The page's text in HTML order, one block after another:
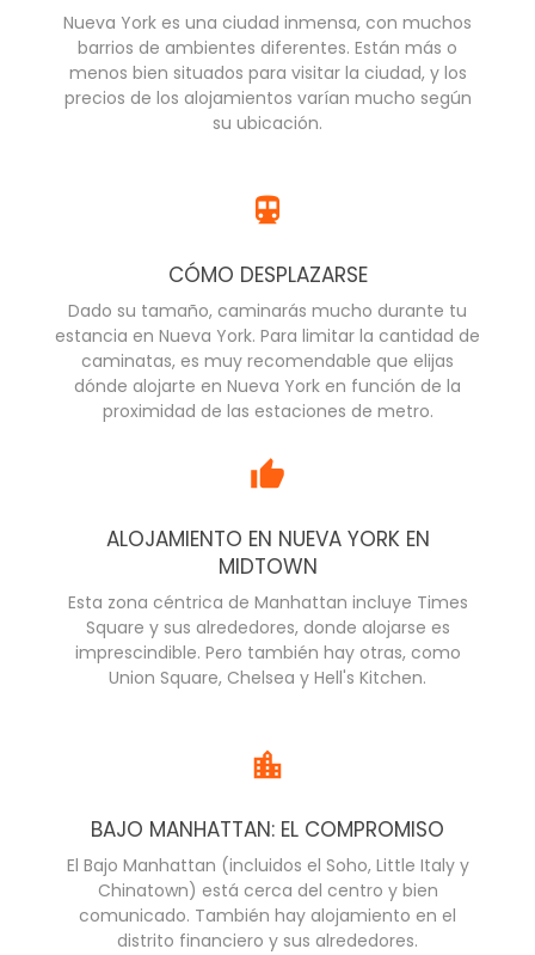
Nueva York es una ciudad inmensa, con muchos
barrios de ambientes diferentes. Están más o
menos bien situados para visitar la ciudad, y los
precios de los alojamientos varían mucho según
su ubicación.
CÓMO DESPLAZARSE
Dado su tamaño, caminarás mucho durante tu
estancia en Nueva York. Para limitar la cantidad de
caminatas, es muy recomendable que elijas
dónde alojarte en Nueva York en función de la
proximidad de las estaciones de metro.
ALOJAMIENTO EN NUEVA YORK EN
MIDTOWN
Esta zona céntrica de Manhattan incluye Times
Square y sus alrededores, donde alojarse es
imprescindible. Pero también hay otras, como
Union Square, Chelsea y Hell's Kitchen.
BAJO MANHATTAN: EL COMPROMISO
El Bajo Manhattan (incluidos el Soho, Little Italy y
Chinatown) está cerca del centro y bien
comunicado. También hay alojamiento en el
distrito financiero y sus alrededores.